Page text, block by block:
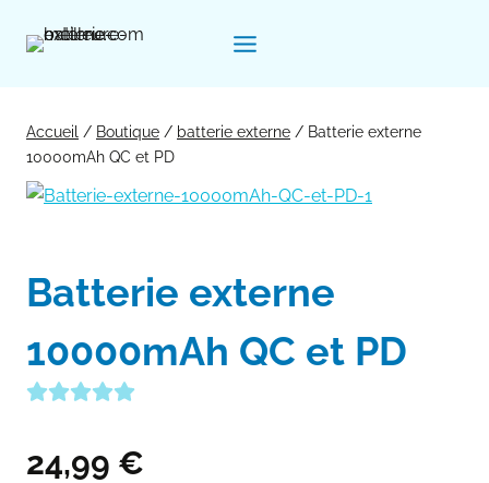
Accueil / Boutique / batterie externe / Batterie externe
10000mAh QC et PD
Batterie externe
10000mAh QC et PD
24,99 €